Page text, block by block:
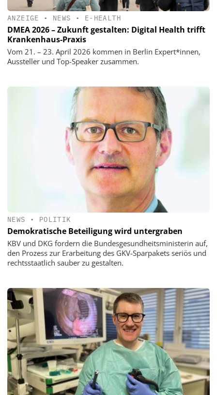
ANZEIGE • NEWS • E-HEALTH
DMEA 2026 – Zukunft gestalten: Digital Health trifft
Krankenhaus-Praxis
Vom 21. – 23. April 2026 kommen in Berlin Expert*innen,
Aussteller und Top-Speaker zusammen.
NEWS • POLITIK
Demokratische Beteiligung wird untergraben
KBV und DKG fordern die Bundesgesundheitsministerin auf,
den Prozess zur Erarbeitung des GKV-Sparpakets seriös und
rechtsstaatlich sauber zu gestalten.